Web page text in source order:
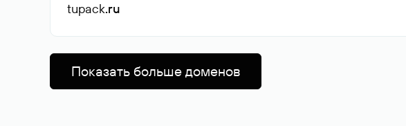
tupack.ru
Показать больше доменов